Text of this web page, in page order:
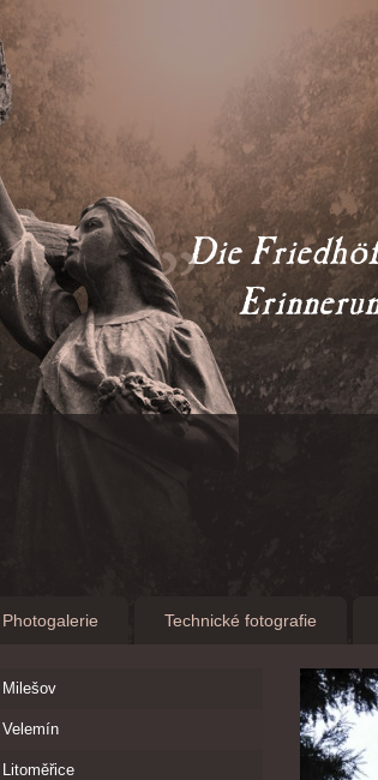
Die
Photogalerie Technické fotografie
Milešov
Velemín
Litoměřice